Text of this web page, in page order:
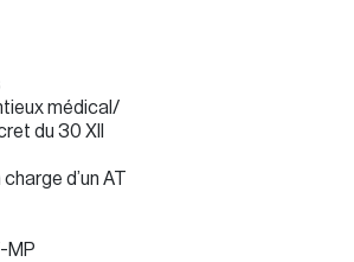
médical/
du 30 XII
d’un AT
MP